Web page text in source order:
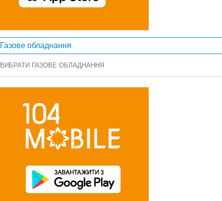
Газове обладнання
ВИБРАТИ ГАЗОВЕ ОБЛАДНАННЯ